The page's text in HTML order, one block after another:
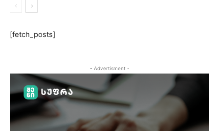
[fetch_posts]
- Advertisment -